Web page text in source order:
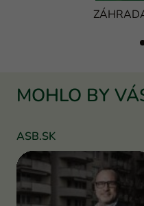
MOHLO BY
ASB.SK